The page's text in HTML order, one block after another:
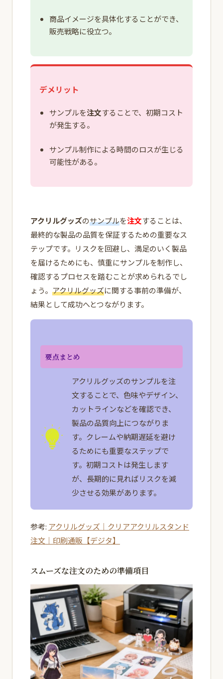
商品イメージを具体化することができ、
販売戦略に役立つ。
デメリット
サンプルを注文することで、初期コスト
が発生する。
サンプル制作による時間のロスが生じる
可能性がある。
アクリルグッズのサンプルを注文することは、
最終的な製品の品質を保証するための重要なス
テップです。リスクを回避し、満足のいく製品
を届けるためにも、慎重にサンプルを制作し、
確認するプロセスを踏むことが求められるでし
ょう。 アクリルグッズに関する事前の準備が、
結果として成功へとつながります。
要点まとめ
アクリルグッズのサンプルを注
文することで、色味やデザイン、
カットラインなどを確認でき、
製品の品質向上につながりま
す。クレームや納期遅延を避け
るためにも重要なステップで
す。初期コストは発生します
が、長期的に見ればリスクを減
少させる効果があります。
参考: アクリルグッズ｜クリアアクリルスタンド
注文｜印刷通販【デジタ】
スムーズな注文のための準備項目